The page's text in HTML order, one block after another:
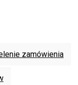
zamówienia